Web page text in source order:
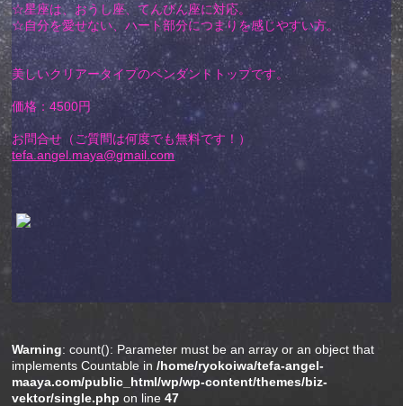
☆星座は、おうし座、てんびん座に対応。
☆自分を愛せない、ハート部分につまりを感じやすい方。
美しいクリアータイプのペンダントトップです。
価格：4500円
お問合せ（ご質問は何度でも無料です！）
tefa.angel.maya@gmail.com
Warning: count(): Parameter must be an array or an object that
implements Countable in/home/ryokoiwa/tefa-angel-
maaya.com/public_html/wp/wp-content/themes/biz-
vektor/single.php on line47